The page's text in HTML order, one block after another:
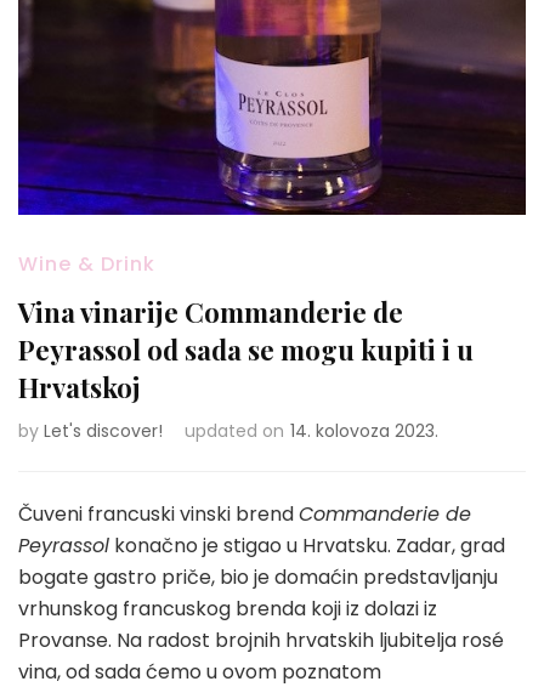
Wine & Drink
Vina vinarije Commanderie de
Peyrassol od sada se mogu kupiti i u
Hrvatskoj
by Let's discover! updated on 14. kolovoza 2023.
Čuveni francuski vinski brendCommanderie de
Peyrassol konačno je stigao u Hrvatsku. Zadar, grad
bogate gastro priče, bio je domaćin predstavljanju
vrhunskog francuskog brenda koji iz dolazi iz
Provanse. Na radost brojnih hrvatskih ljubitelja rosé
vina, od sada ćemo u ovom poznatom